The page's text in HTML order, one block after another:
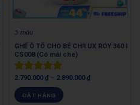
5 màu
GHẾ Ô TÔ CHO BÉ CHILUX ROY 360 l
CS008 (Có mái che)
Được xếp
hạng05
sao
2.790.000₫ – 2.890.000₫
ĐẶT HÀNG